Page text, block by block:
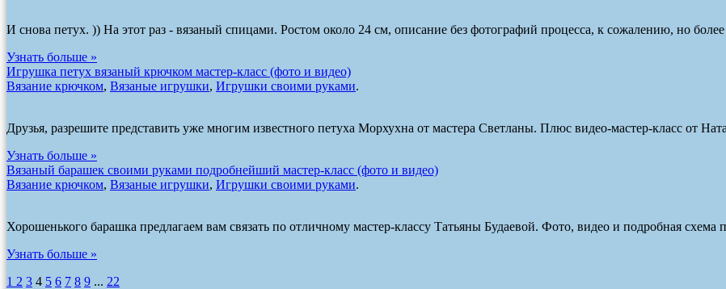
И снова петух. )) На этот раз - вязаный спицами. Ростом около 24 см, описание без фотографий процесса, к сожалению, но
Узнать больше »
Игрушка петух вязаный крючком мастер-класс (фото и видео)
Вязание крючком, Вязаные игрушки, Игрушки своими руками.
Друзья, разрешите представить уже многим известного петуха Морхухна от мастера Светланы. Плюс видео-мастер-класс от
Узнать больше »
Вязаный барашек своими руками подробнейший мастер-класс (фото и видео)
Вязание крючком, Вязаные игрушки, Игрушки своими руками.
Хорошенького барашка предлагаем вам связать по отличному мастер-классу Татьяны Будаевой. Фото, видео и подробная схема
Узнать больше »
1 2 3 4 5 6 7 8 9 ... 22